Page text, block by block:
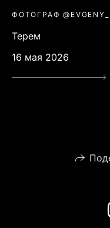
ФОТОГРАФ
Терем
16 мая 2026